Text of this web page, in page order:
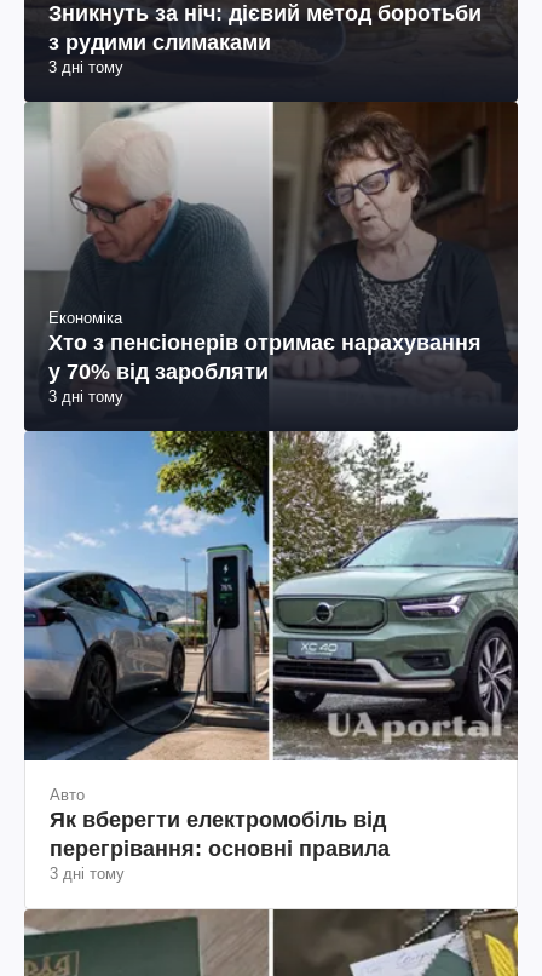
Зникнуть за ніч: дієвий метод боротьби
з рудими слимаками
3 дні тому
Економіка
Хто з пенсіонерів отримає нарахування
у 70% від заробляти
3 дні тому
Авто
Як вберегти електромобіль від
перегрівання: основні правила
3 дні тому